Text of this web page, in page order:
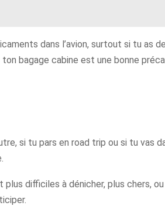
dans l’avion, surtout si tu as
bagage cabine est une bonne
si tu pars en road trip ou si tu vas
difficiles à dénicher, plus chers,